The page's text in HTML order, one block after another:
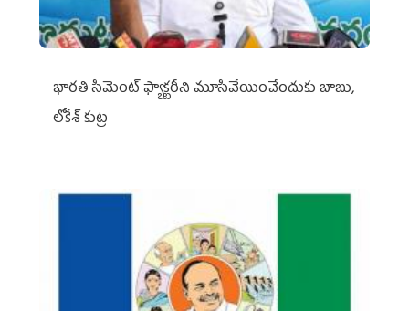
భారతి సిమెంట్ ఫ్యాక్టరీని మూసివేయించేందుకు బాబు,
లోకేశ్ కుట్ర